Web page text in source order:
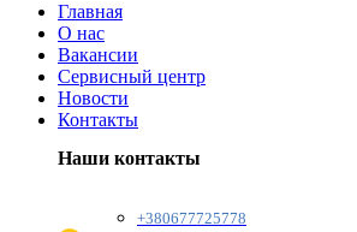
Главная
О нас
Вакансии
Сервисный центр
Новости
Контакты
Наши контакты
+380677725778